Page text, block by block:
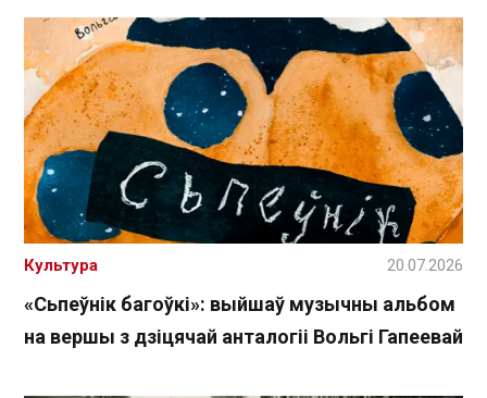
«Сьпеўнік багоўкі»: выйшаў музычны альбом
на вершы з дзіцячай анталогіі Вольгі Гапеевай
Культура 20.07.2026